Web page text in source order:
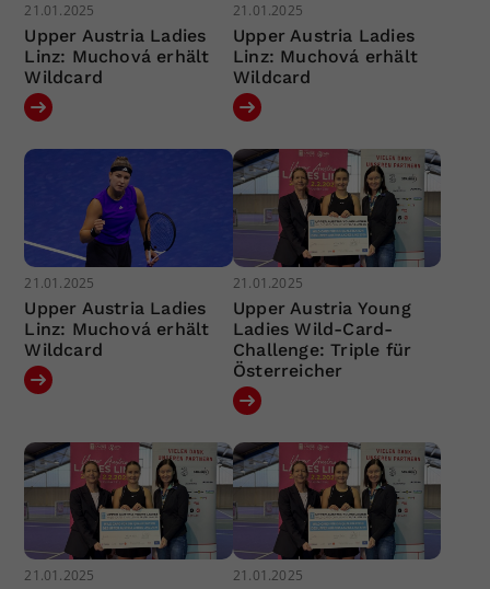
21.01.2025
Upper Austria Ladies
Linz: Muchová erhält
Wildcard
21.01.2025
Upper Austria Ladies
Linz: Muchová erhält
Wildcard
21.01.2025
Upper Austria Ladies
Linz: Muchová erhält
Wildcard
21.01.2025
Upper Austria Young
Ladies Wild-Card-
Challenge: Triple für
Österreicher
21.01.2025 21.01.2025